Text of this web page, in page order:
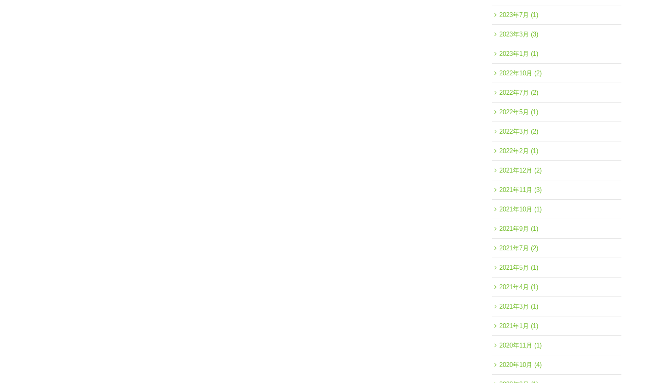
2023年7月 (1)
2023年3月 (3)
2023年1月 (1)
2022年10月 (2)
2022年7月 (2)
2022年5月 (1)
2022年3月 (2)
2022年2月 (1)
2021年12月 (2)
2021年11月 (3)
2021年10月 (1)
2021年9月 (1)
2021年7月 (2)
2021年5月 (1)
2021年4月 (1)
2021年3月 (1)
2021年1月 (1)
2020年11月 (1)
2020年10月 (4)